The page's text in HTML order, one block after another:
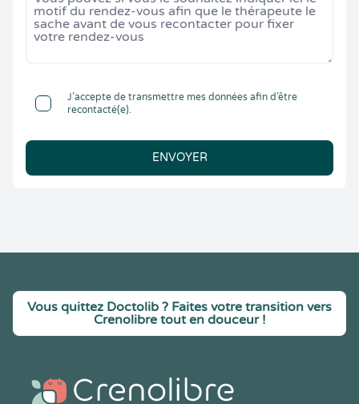
J’accepte de transmettre mes données afin d’être
recontacté(e).
ENVOYER
Vous quittez Doctolib ? Faites votre transition vers
Crenolibre tout en douceur !